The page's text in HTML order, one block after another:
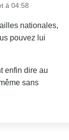
à 04:58
nationales,
pouvez lui
enfin dire au
sans